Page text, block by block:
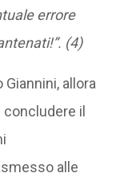
errore
(4)
allora
il
alle